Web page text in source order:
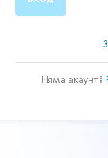
Няма акаунт?